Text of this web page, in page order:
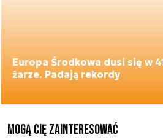
Europa Środkowa dusi się w
żarze. Padają rekordy
Mogą Cię zainteresować